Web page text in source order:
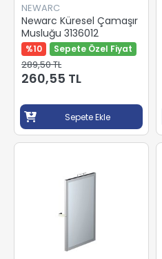
NEWARC
Newarc Küresel Çamaşır
Musluğu 3136012
%10 Sepete Özel Fiyat
289,50 TL
260,55 TL
Sepete Ekle